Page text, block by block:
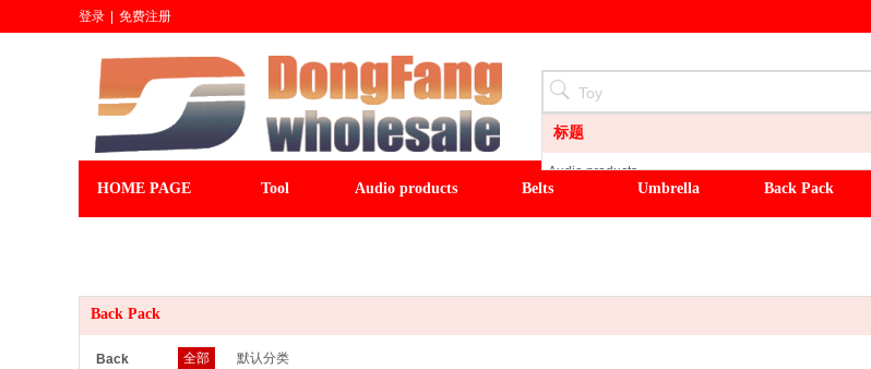
标题
Audio products
LIGHT
HOME PAGE Tool Audio products Belts Umbrella Back Pack
登录 免费注册
Back Pack
Back 全部 默认分类